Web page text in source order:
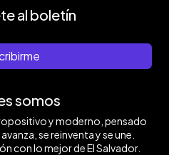
al boletín
somos
y moderno, pensado
se reinventa y se une.
con lo mejor de El Salvador.